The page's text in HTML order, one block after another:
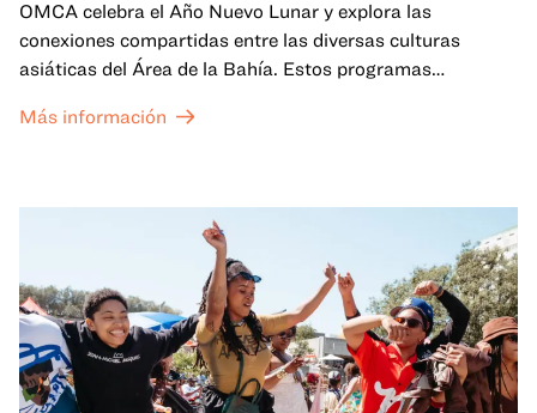
OMCA celebra el Año Nuevo Lunar y explora las
conexiones compartidas entre las diversas culturas
asiáticas del Área de la Bahía. Estos programas
celebran y honran las tradiciones del Año Nuevo Lunar a
un espacio para que nuestras comunidades AAPI se
reúnan y se eleven mutuamente con círculos de curación
tanto presenciales como virtuales.
Más información